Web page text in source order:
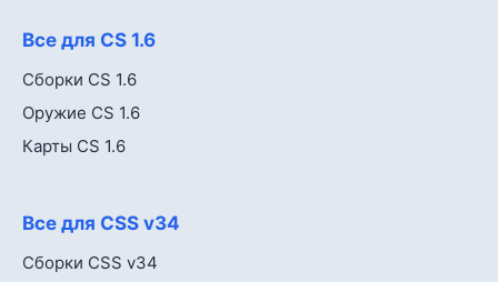
Все для CS 1.6
Сборки CS 1.6
Оружие CS 1.6
Карты CS 1.6
Все для CSS v34
Сборки CSS v34